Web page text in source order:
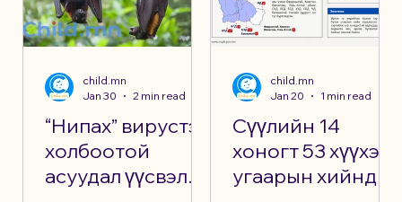
“Нипах” вирустэй
холбоотой
асуудал үүсвэл
child.mn
Jan 30
2 min read
Сүүлийн 14
хоногт 53 хүүхэд
угаарын хийнд
child.mn
Jan 20
1 min read